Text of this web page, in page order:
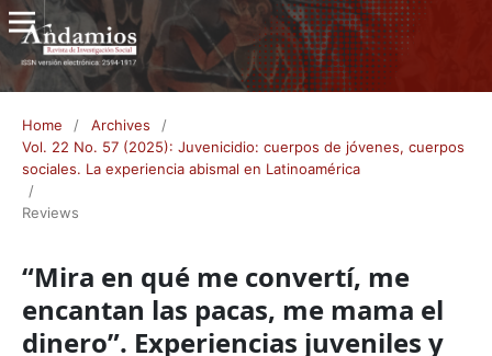
Home / Archives
/
Vol. 22 No. 57 (2025): Juvenicidio: cuerpos de jóvenes, cuerpos
sociales. La experiencia abismal en Latinoamérica
/
Reviews
“Mira en qué me convertí, me
encantan las pacas, me mama el
dinero”. Experiencias juveniles y